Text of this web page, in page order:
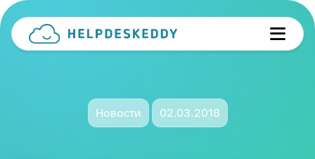
Новости 02.03.2018